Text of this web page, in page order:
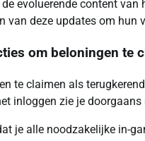
evoluerende content van
van deze updates om hun
om beloningen te
te claimen als
inloggen zie je
je alle noodzakelijke in-